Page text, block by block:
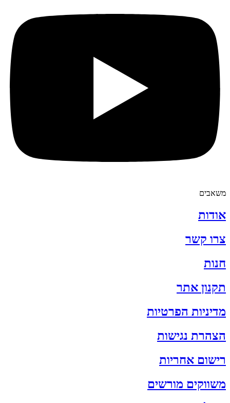
משאבים
אודות
צרו קשר
חנות
תקנון אתר
מדיניות הפרטיות
הצהרת נגישות
רישום אחריות
משווקים מורשים